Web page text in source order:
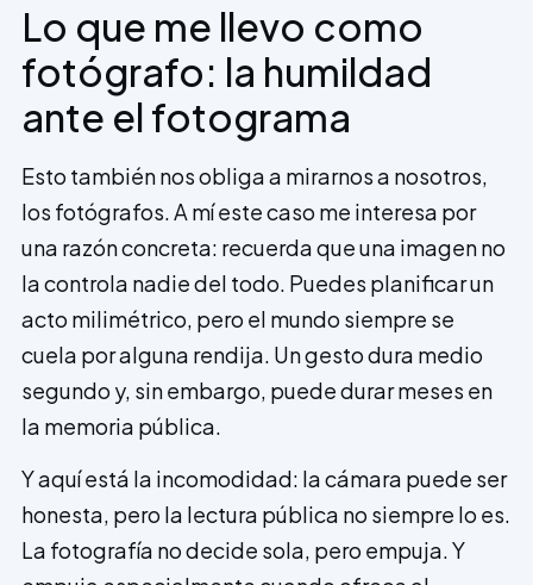
Lo que me llevo como
fotógrafo: la humildad
ante el fotograma
Esto también nos obliga a mirarnos a nosotros,
los fotógrafos. A mí este caso me interesa por
una razón concreta: recuerda que una imagen no
la controla nadie del todo. Puedes planificar un
acto milimétrico, pero el mundo siempre se
cuela por alguna rendija. Un gesto dura medio
segundo y, sin embargo, puede durar meses en
la memoria pública.
Y aquí está la incomodidad: la cámara puede ser
honesta, pero la lectura pública no siempre lo es.
La fotografía no decide sola, pero empuja. Y